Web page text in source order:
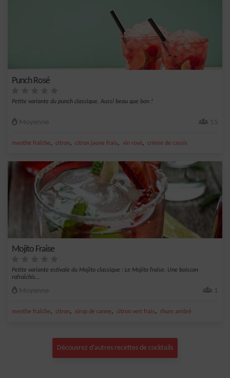
Punch Rosé
Petite variante du punch classique. Aussi beau que bon !
Moyenne 15
menthe fraîche, citron, citron jaune frais, vin rosé, crème de cassis
Mojito Fraise
Petite variante estivale du Mojito classique : Le Mojito fraise. Une boisson
rafraîchis...
Moyenne 1
menthe fraîche, citron, sirop de canne, citron vert frais, rhum ambré
Découvrez d'autres recettes de cocktails